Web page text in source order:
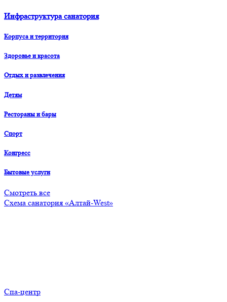
Инфраструктура санатория
Корпуса и территория
Здоровье и красота
Отдых и развлечения
Детям
Рестораны и бары
Спорт
Конгресс
Бытовые услуги
Смотреть все
Схема санатория «Алтай-West»
Спа-центр